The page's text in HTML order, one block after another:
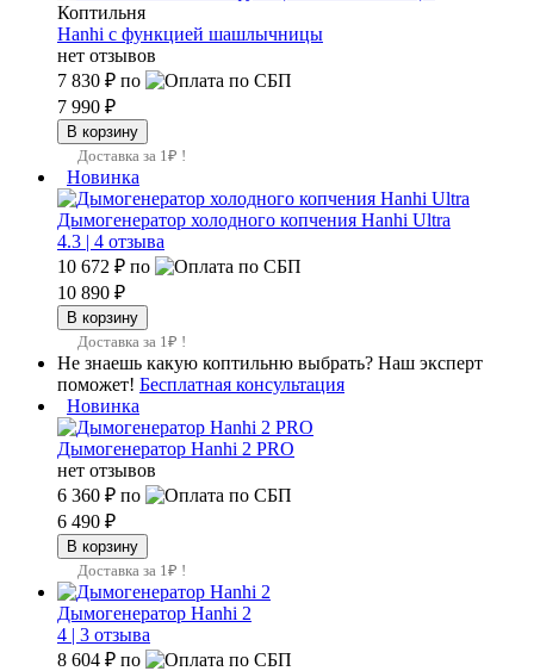
Коптильня
Hanhi с функцией шашлычницы
нет отзывов
7 830 ₽ по
7 990 ₽
Доставка за 1₽ !
Новинка
Дымогенератор холодного копчения Hanhi Ultra
4.3 | 4 отзыва
10 672 ₽ по
10 890 ₽
Доставка за 1₽ !
Не знаешь какую коптильню выбрать? Наш эксперт
поможет! Бесплатная консультация
Новинка
Дымогенератор Hanhi 2 PRO
нет отзывов
6 360 ₽ по
6 490 ₽
Доставка за 1₽ !
Дымогенератор Hanhi 2
4 | 3 отзыва
8 604 ₽ по